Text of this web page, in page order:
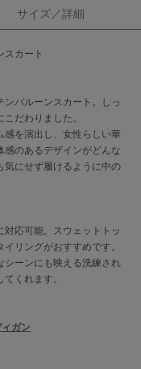
サイズ／詳細
スカート
ンバルーンスカート。しっ
だわりました。
感を演出し、女性らしい華
のあるデザインがどんな
気にせず履けるように中の
応可能。スウェットトッ
リングがおすすめです。
シーンにも映える洗練され
くれます。
ガン